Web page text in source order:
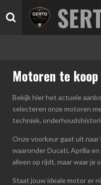
direct
Motoren te koop
Bekijk hier het actuele
selecteren onze motoren
techniek,
Onze voorkeur gaat uit
waaronder Ducati, Aprilia
alleen op rijdt, maar waar je
Staat jouw ideale motor er